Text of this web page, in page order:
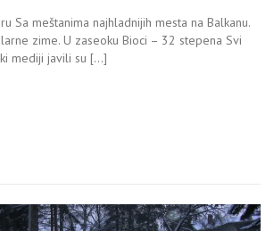
Sa meštanima najhladnijih mesta na Balkanu.
zime. U zaseoku Bioci – 32 stepena Svi
mediji javili su […]